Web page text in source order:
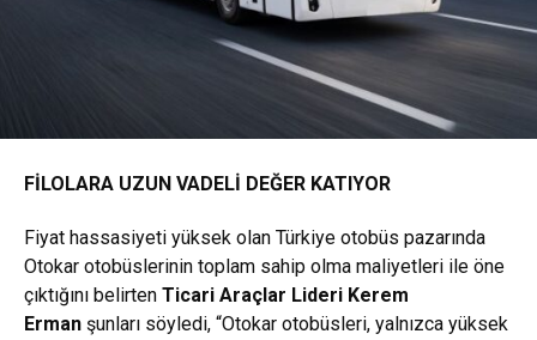
FİLOLARA UZUN VADELİ DEĞER KATIYOR
Fiyat hassasiyeti yüksek olan Türkiye otobüs pazarında
Otokar otobüslerinin toplam sahip olma maliyetleri ile öne
çıktığını belirten Ticari Araçlar Lideri Kerem
Erman şunları söyledi, “Otokar otobüsleri, yalnızca yüksek